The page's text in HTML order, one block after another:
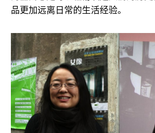
品更加远离日常的生活经验。